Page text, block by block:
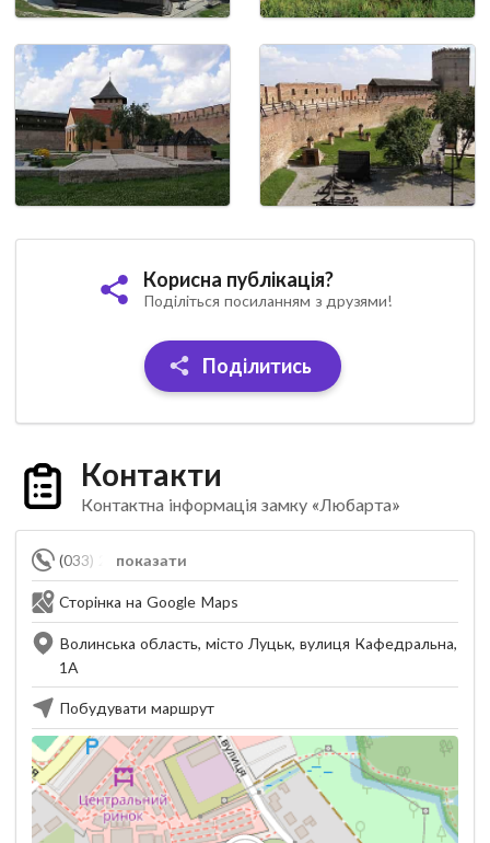
Корисна публікація?
Поділіться посиланням з друзями!
Поділитись
Контакти
Контактна інформація замку «Любарта»
показати
(033) 272-45-88
Сторінка на Google Maps
Волинська область, місто Луцьк, вулиця Кафедральна,
1A
Побудувати маршрут